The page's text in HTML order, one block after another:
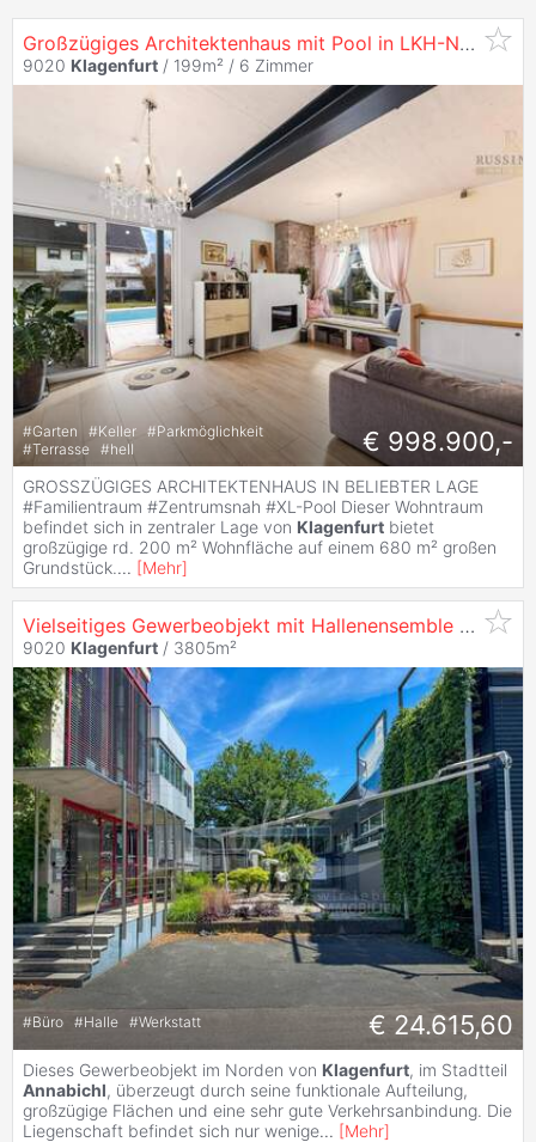
Großzügiges Architektenhaus mit Pool in LKH-Nähe #Zentrumsnähe #
9020 Klagenfurt / 199m² / 6 Zimmer
#Garten #Keller #Parkmöglichkeit
#Terrasse #hell € 998.900,-
GROSSZÜGIGES ARCHITEKTENHAUS IN BELIEBTER LAGE
#Familientraum #Zentrumsnah #XL-Pool Dieser Wohntraum
befindet sich in zentraler Lage von Klagenfurt bietet
großzügige rd. 200 m² Wohnfläche auf einem 680 m² großen
Grundstück.... [Mehr]
Vielseitiges Gewerbeobjekt mit Hallenensemble und Büroflächen in
9020 Klagenfurt / 3805m²
#Büro #Halle #Werkstatt € 24.615,60
Dieses Gewerbeobjekt im Norden von Klagenfurt, im Stadtteil
Annabichl, überzeugt durch seine funktionale Aufteilung,
großzügige Flächen und eine sehr gute Verkehrsanbindung. Die
Liegenschaft befindet sich nur wenige... [Mehr]